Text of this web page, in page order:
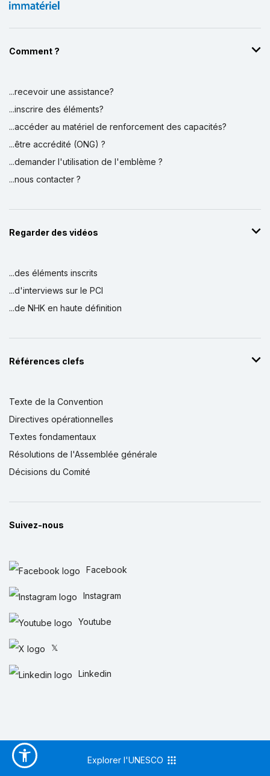
Comment ?
...recevoir une assistance?
...inscrire des éléments?
...accéder au matériel de renforcement des capacités?
...être accrédité (ONG) ?
...demander l'utilisation de l'emblème ?
...nous contacter ?
Regarder des vidéos
...des éléments inscrits
...d'interviews sur le PCI
...de NHK en haute définition
Références clefs
Texte de la Convention
Directives opérationnelles
Textes fondamentaux
Résolutions de l'Assemblée générale
Décisions du Comité
Suivez-nous
Facebook
Instagram
Youtube
𝕏
Linkedin
Explorer l'UNESCO